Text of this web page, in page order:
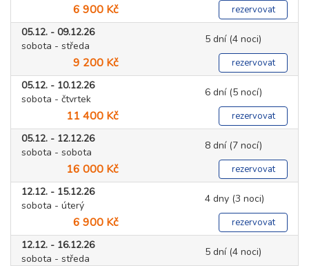
6 900 Kč rezervovat
05.12. - 09.12.26
sobota - středa
5 dní (4 noci)
9 200 Kč rezervovat
05.12. - 10.12.26
sobota - čtvrtek
6 dní (5 nocí)
11 400 Kč rezervovat
05.12. - 12.12.26
sobota - sobota
8 dní (7 nocí)
16 000 Kč rezervovat
12.12. - 15.12.26
sobota - úterý
4 dny (3 noci)
6 900 Kč rezervovat
12.12. - 16.12.26
sobota - středa
5 dní (4 noci)